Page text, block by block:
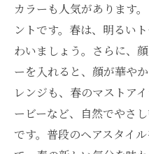
カラーも人気があります
ントです。春は、明るい
わいましょう。さらに、
ーを入れると、顔が華や
レンジも、春のマストア
ービーなど、自然でやさ
です。普段のヘアスタイ